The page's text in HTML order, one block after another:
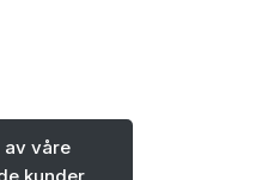
av våre
kunder